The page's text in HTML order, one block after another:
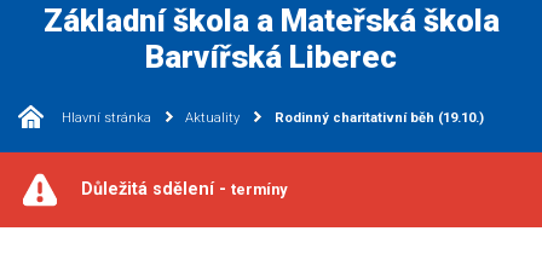
Základní škola a Mateřská škola
Barvířská Liberec
Hlavní stránka Aktuality Rodinný charitativní běh (19.10.)
Důležitá sdělení - termíny